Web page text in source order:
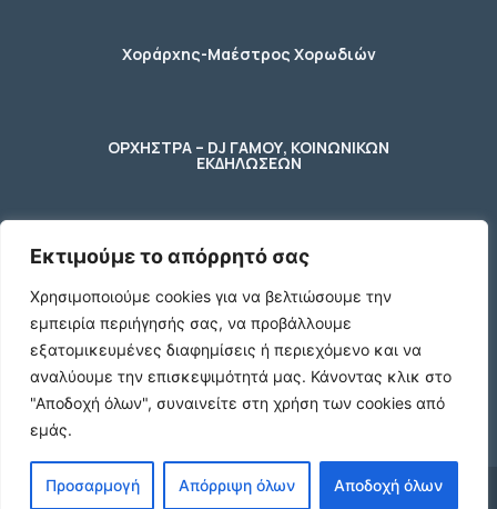
Εκτιμούμε το απόρρητό σας
Χρησιμοποιούμε cookies για να βελτιώσουμε την
εμπειρία περιήγησής σας, να προβάλλουμε
εξατομικευμένες διαφημίσεις ή περιεχόμενο και να
αναλύουμε την επισκεψιμότητά μας. Κάνοντας κλικ στο
"Αποδοχή όλων", συναινείτε στη χρήση των cookies από
εμάς.
Προσαρμογή Απόρριψη όλων Αποδοχή όλων
Χοράρχης-Μαέστρος Χορωδιών
ΟΡΧΗΣΤΡΑ – DJ ΓΑΜΟΥ, ΚΟΙΝΩΝΙΚΩΝ
ΕΚΔΗΛΩΣΕΩΝ
φύλακας – κηπουρος
2 Ποτήρια μπύρας ενός λίτρου (1 L)
γυάλινα με χερούλι
€10
© 2024 agx.gr. All rights reserved.